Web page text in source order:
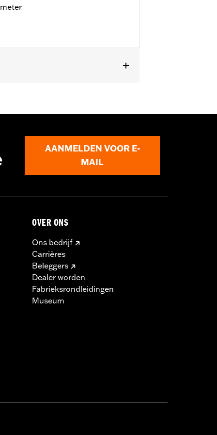
AANMELDEN VOOR E-
MAIL
OVER ONS
Ons bedrijf
Carrières
Beleggers
Dealer worden
Fabrieksrondleidingen
Museum